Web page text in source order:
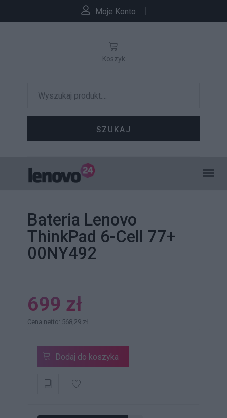
Moje Konto
SZUKAJ
Koszyk
Bateria Lenovo
ThinkPad 6-Cell 77+
00NY492
699 zł
Cena netto: 568,29 zł
Dodaj do koszyka